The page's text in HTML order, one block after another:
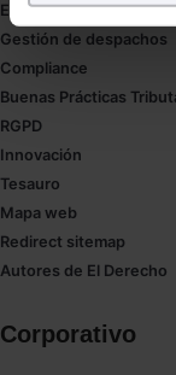
en la web sea
Puedesaceptar
todas las
También
seleccionar
navegador. Si
las que sean
Saber más
Estudio de salud
Gestión de despachos
Compliance
Buenas Prácticas
RGPD
Innovación
Tesauro
Mapa web
Redirect sitemap
Autores de El Derecho
Corporativo